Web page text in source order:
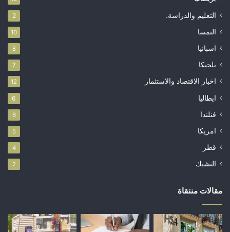
التعليم والدراسة. 2
النمسا 10
اسبانيا 8
بلجيكا 7
اخبار الاقتصاد والاستثمار 12
ايطاليا 6
فنلندا 6
امريكا 5
قطر 4
التشيك 2
مقالات منتقاة